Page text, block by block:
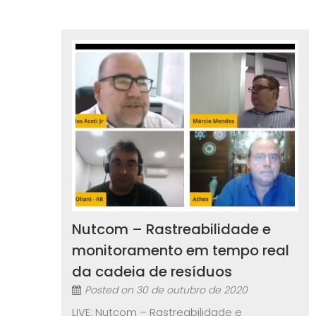
Nutcom – Rastreabilidade e
monitoramento em tempo real
da cadeia de resíduos
Posted on 30 de outubro de 2020
LIVE: Nutcom – Rastreabilidade e